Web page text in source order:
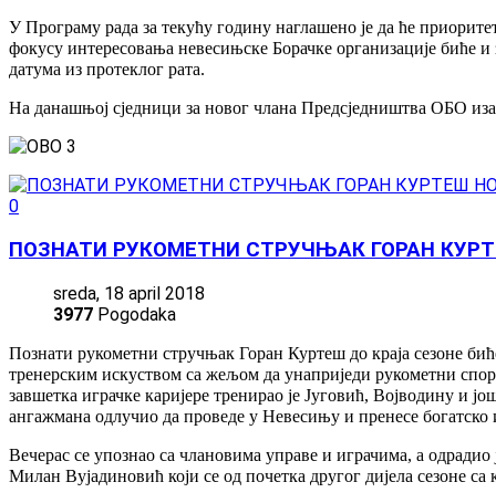
У Програму рада за текућу годину наглашено је да ће
фокусу интересовања невесињске Борачке организације биће
датума из протеклог рата.
На данашњој сједници за новог члана Предсједништва ОБО
0
ПОЗНАТИ РУКОМЕТНИ СТРУЧЊАК ГОРАН
sreda, 18 april 2018
3977 Pogodaka
Познати рукометни стручњак Горан Куртеш до краја сезоне
тренерским искуством са жељом да унаприједи рукометни
завшетка играчке каријере тренирао је Југовић, Војводину и
ангажмана одлучио да проведе у Невесињу и пренесе богатско
Вечерас се упознао са члановима управе и играчима, а
Милан Вујадиновић који се од почетка другог дијела сезоне